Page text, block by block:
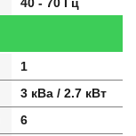
1
3 кВа / 2.7 кВт
6